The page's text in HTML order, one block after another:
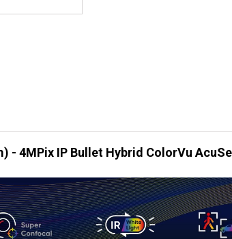
- 4MPix IP Bullet Hybrid ColorVu